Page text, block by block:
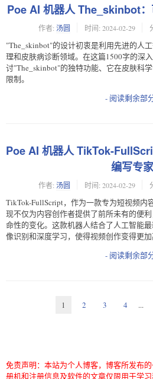
Poe AI 机器人 The_skinbot
作者: 汤圆 时间: 2024-02-29
"The_skinbot"的设计初衷是利用先进的人
理和皮肤病诊断领域。在这篇1500字的深
讨"The_skinbot"的独特功能、它在皮肤科
限制。
- 阅读剩余部
Poe AI 机器人 TikTok-
编写专家
作者: 汤圆 时间: 2024-02-29
TikTok-FullScript，作为一款专为短视频内
现不仅为内容创作者提供了前所未有的便
命性的变化。这款机器人结合了人工智能
像识别和深度学习，使得视频创作变得更加
- 阅读剩余部
1 2 3 4 ...
免责声明：本站为个人博客，博客所发布
册机和注册信息及软件的文章仅限用于学